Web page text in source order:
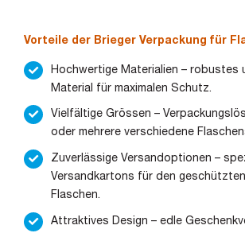
Vorteile der Brieger Verpackung für
Hochwertige Materialien – robustes
Material für maximalen Schutz.
Vielfältige Grössen –
oder mehrere verschiedene
Zuverlässige Versandoptionen –
Versandkartons für den
Flaschen.
Attraktives Design – edle